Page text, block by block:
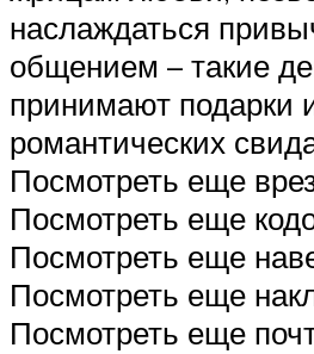
наслаждаться
общением – такие
принимают подарки
романтических
Посмотреть еще
Посмотреть еще
Посмотреть еще
Посмотреть еще
Посмотреть еще